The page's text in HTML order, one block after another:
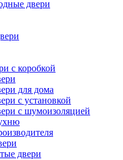
двери
с коробкой
для дома
с установкой
с шумоизоляцией
двери